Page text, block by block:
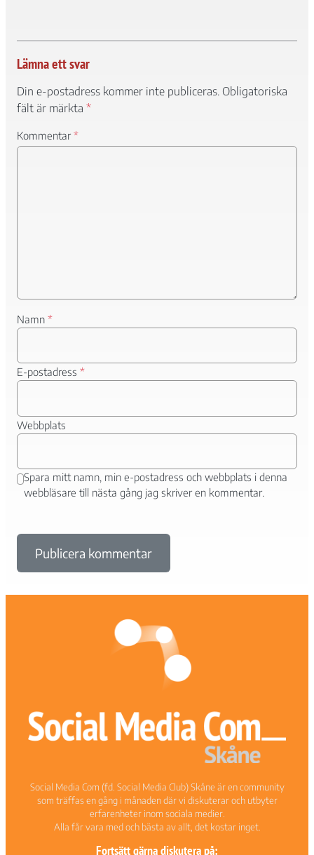
Lämna ett svar
Din e-postadress kommer inte publiceras. Obligatoriska
fält är märkta *
Kommentar *
Namn *
E-postadress *
Webbplats
Spara mitt namn, min e-postadress och webbplats i denna
webbläsare till nästa gång jag skriver en kommentar.
Social Media Com (fd. Social Media Club) Skåne är en community
som träffas en gång i månaden där vi diskuterar och utbyter
erfarenheter inom sociala medier.
Alla får vara med och bästa av allt, det kostar inget.
Fortsätt gärna diskutera på:
Upplevelse
För att vår
hemsida ska
prestera så
bra som
möjligt under
Marknadsföring
Genom att dela
intressen och ditt
beteende när du
personligt
anpassat innehåll